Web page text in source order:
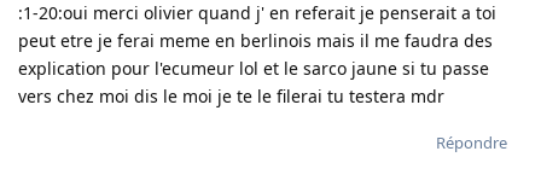
:1-20:oui merci olivier quand j' en referait je penserait a toi
peut etre je ferai meme en berlinois mais il me faudra des
explication pour l'ecumeur lol et le sarco jaune si tu passe
vers chez moi dis le moi je te le filerai tu testera mdr
Répondre